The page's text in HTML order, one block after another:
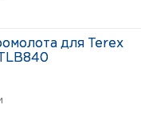
для Terex